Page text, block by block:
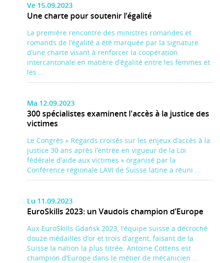
Ve 15.09.2023
Une charte pour soutenir l’égalité
La première rencontre des ministres romandes et
romands de l’égalité a été marquée par la signature
d’une charte visant à renforcer la coopération
intercantonale en matière d’égalité entre les femmes et
les ...
Ma 12.09.2023
300 spécialistes examinent l'accès à la justice des
victimes
Le Congrès « Regards croisés sur les enjeux d’accès à la
justice 30 ans après l’entrée en vigueur de la Loi
fédérale d’aide aux victimes » organisé par la
Conférence régionale LAVI de Suisse latine a réuni ...
Lu 11.09.2023
EuroSkills 2023: un Vaudois champion d’Europe
Aux EuroSkills Gdańsk 2023, l’équipe suisse a décroché
douze médailles d’or et trois d’argent, faisant de la
Suisse la nation la plus titrée. Antoine Cottens est
champion d’Europe dans le métier de mécanicien ...